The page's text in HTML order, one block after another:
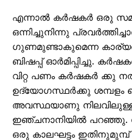
എന്നാൽ കർഷകർ ഒരു
ഒന്നിച്ചുനിന്നു
ഗുണമുണ്ടാകുമെന്ന
ബിഷപ്പ് ഓർമിപ്പിച്ചു.
വിറ്റ പണം കർഷകർ ക്കു
ഉദ്യോഗസ്ഥർക്കു ശമ്പളം
അവസ്ഥയാണു
ഇഞ്ചനാനിയിൽ പറഞ്ഞു.
ഒരു കാലഘട്ടം ഇതിനുമുമ്പ്